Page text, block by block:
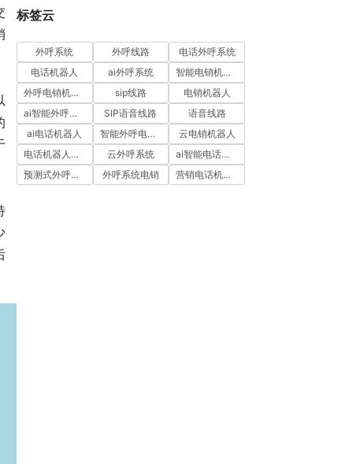
标签云
外呼系统 外呼线路
电话外呼系统
电话机器人
ai外呼系统
智能电销机器人
外呼电销机器人
sip线路
电销机器人
ai智能外呼系统
SIP语音线路
语音线路
ai电话机器人
智能外呼电销机器人
云电销机器人
电话机器人外呼
云外呼系统
ai智能电话机器人
预测式外呼系统
外呼系统电销 营销电话机器人